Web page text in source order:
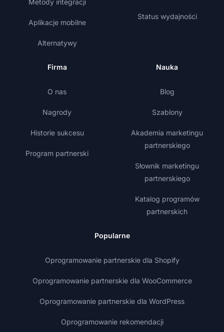
Metody integracji
Aplikacje mobilne
Alternatywy
Status wydajności
Firma
O nas
Nagrody
Historie sukcesu
Program partnerski
Nauka
Blog
Szablony
Akademia marketingu
partnerskiego
Słownik marketingu
partnerskiego
Katalog programów
partnerskich
Popularne
Oprogramowanie partnerskie dla Shopify
Oprogramowanie partnerskie dla WooCommerce
Oprogramowanie partnerskie dla WordPress
Oprogramowanie rekomendacji